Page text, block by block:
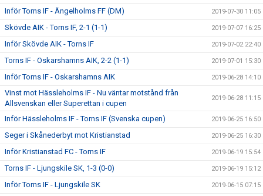
Inför Torns IF - Ängelholms FF (DM) 2019-07-30 11:05
Skövde AIK - Torns IF, 2-1 (1-1) 2019-07-07 16:25
Inför Skövde AIK - Torns IF 2019-07-02 22:40
Torns IF - Oskarshamns AIK, 2-2 (1-1) 2019-07-01 15:30
Inför Torns IF - Oskarshamns AIK 2019-06-28 14:10
Vinst mot Hässleholms IF - Nu väntar motstånd från
Allsvenskan eller Superettan i cupen
2019-06-28 11:15
Inför Hässleholms IF - Torns IF (Svenska cupen) 2019-06-25 16:50
Seger i Skånederbyt mot Kristianstad 2019-06-25 16:30
Inför Kristianstad FC - Torns IF 2019-06-19 15:54
Torns IF - Ljungskile SK, 1-3 (0-0) 2019-06-19 15:12
Inför Torns IF - Ljungskile SK 2019-06-15 07:15